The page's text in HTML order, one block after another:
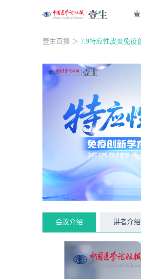
壹生直播 ＞ 7.9特应性皮炎免疫
会议介绍 讲者介绍